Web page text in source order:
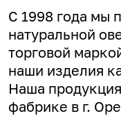
С 1998 года мы
натуральной
торговой
наши изделия
Наша
фабрике в г.